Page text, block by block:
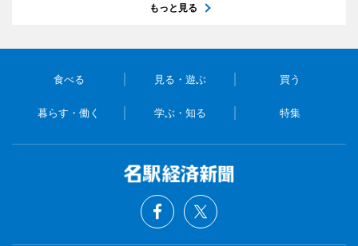
もっと見る
食べる 見る・遊ぶ 買う
暮らす・働く 学ぶ・知る 特集